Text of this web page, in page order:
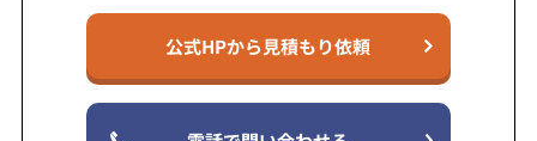
公式HPから見積もり依頼